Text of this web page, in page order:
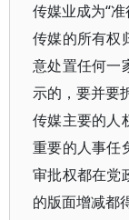
传媒业成为“准
传媒的所有权
意处置任何一
示的，要并要
传媒主要的人
重要的人事任
审批权都在党
的版面增减都